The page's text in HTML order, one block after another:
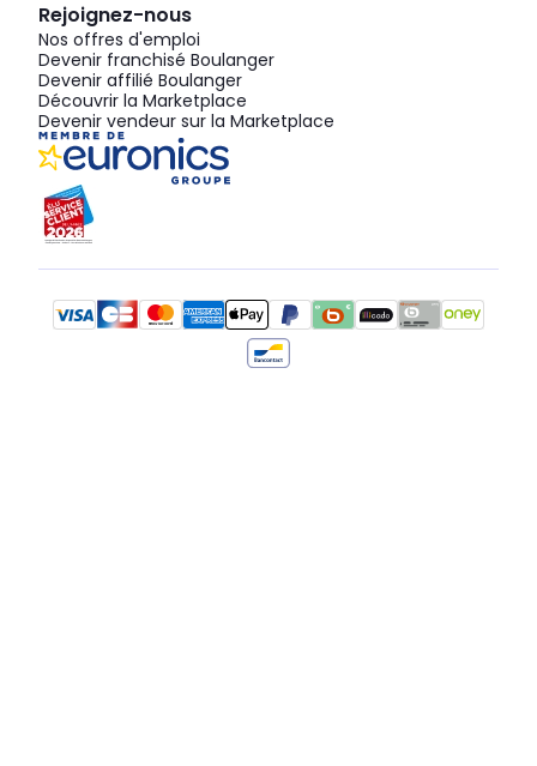
Rejoignez-nous
Nos offres d'emploi
Devenir franchisé Boulanger
Devenir affilié Boulanger
Découvrir la Marketplace
Devenir vendeur sur la Marketplace